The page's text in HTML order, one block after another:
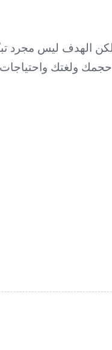
لكن الهدف ليس مجرد
ولغتك